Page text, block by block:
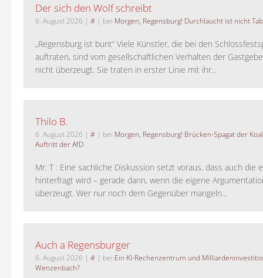
Der sich den Wolf schreibt
6. August 2026 | # | bei Morgen, Regensburg! Durchlaucht ist nicht
„Regensburg ist bunt“ Viele Künstler, die bei den
auftraten, sind vom gesellschaftlichen Verhalten der
nicht überzeugt. Sie traten in erster Linie mit ihr...
Thilo B.
6. August 2026 | # | bei Morgen, Regensburg! Brücken-Spagat der
Auftritt der AfD
Mr. T : Eine sachliche Diskussion setzt voraus, dass auch die
hinterfragt wird – gerade dann, wenn die eigene
überzeugt. Wer nur noch dem Gegenüber mangeln...
Auch a Regensburger
6. August 2026 | # | bei Ein KI-Rechenzentrum und
Wenzenbach?